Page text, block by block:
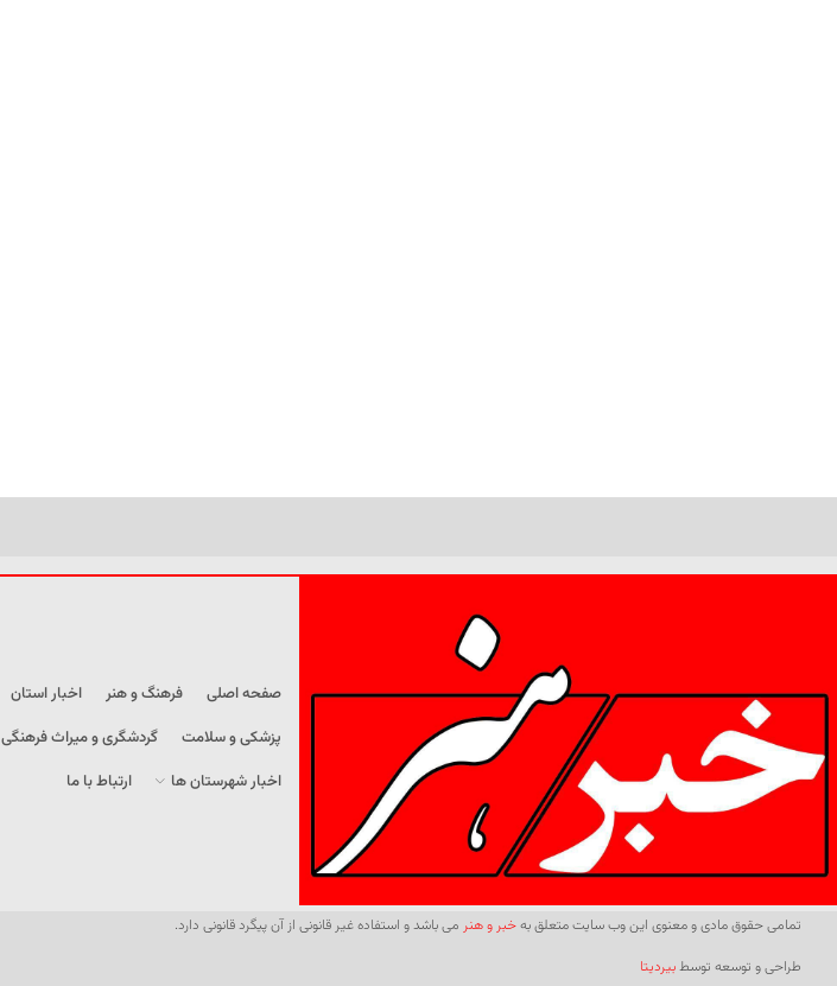
صفحه اصلی فرهنگ و هنر اخبار استان
پزشکی و سلامت
گردشگری و میراث فرهنگی
اخبار شهرستان ها
ارتباط با ما
تمامی حقوق مادی و معنوی این وب سایت متعلق بهخبر و هنر می باشد و استفاده غیر قانونی از آن پیگرد قانونی دارد.
طراحی و توسعه توسطبیردیتا